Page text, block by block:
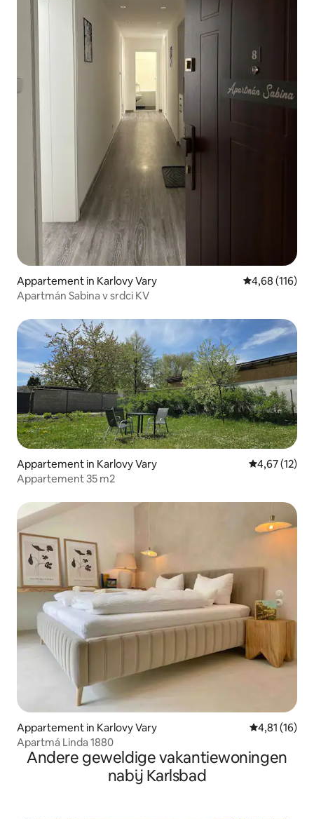
Appartement in Karlovy Vary Gemiddelde
4,68 (116)
Apartmán Sabina v srdci KV
Appartement in Karlovy Vary Gemiddelde
4,67 (12)
Appartement 35 m2
Appartement in Karlovy Vary Gemiddelde
4,81 (16)
Apartmá Linda 1880
Andere geweldige vakantiewoningen
nabij Karlsbad